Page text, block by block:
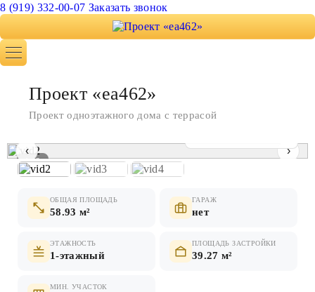
8 (919) 332-00-07 Заказать звонок
1 / 3
‹ ›
ОБЩАЯ ПЛОЩАДЬ
58.93 м²
ГАРАЖ
нет
ЭТАЖНОСТЬ
1-этажный
ПЛОЩАДЬ ЗАСТРОЙКИ
39.27 м²
МИН. УЧАСТОК
Проект «ea462»
Проект одноэтажного дома с террасой